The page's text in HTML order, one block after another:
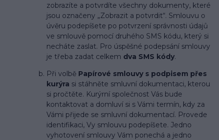
zobrazíte a potvrdíte všechny dokumenty, které
jsou označeny „Zobrazit a potvrdit“. Smlouvu o
úvěru podepíšete po potvrzení správnosti údajů
ve smlouvě pomocí druhého SMS kódu, který si
necháte zaslat. Pro úspěšné podepsání smlouvy
je třeba zadat celkem dva SMS kódy.
Při volbě Papírové smlouvy s podpisem přes
kurýra si stáhněte smluvní dokumentaci, kterou
si pročtěte. Kurýrní společnost Vás bude
kontaktovat a domluví si s Vámi termín, kdy za
Vámi přijede se smluvní dokumentací. Provede
identifikaci, Vy smlouvu podepíšete. Jedno
vyhotovení smlouvy Vám ponechá a jedno